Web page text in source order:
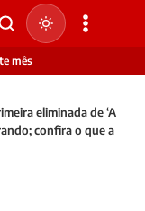
mês
eliminada de ‘A
confira o que a